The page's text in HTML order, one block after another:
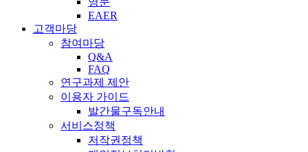
EAER
고객마당
참여마당
Q&A
FAQ
연구과제 제안
이용자 가이드
발간물구독안내
서비스정책
저작권정책